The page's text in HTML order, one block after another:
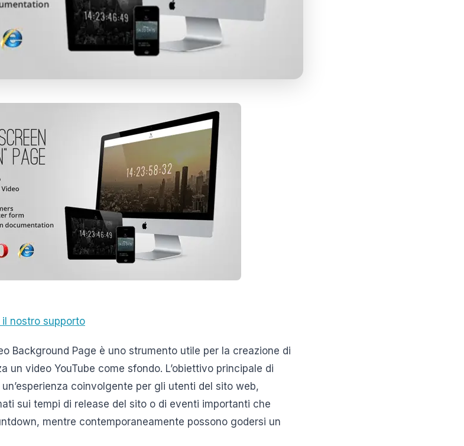
il nostro supporto
Background Page è uno strumento utile per la creazione di
un video YouTube come sfondo. L’obiettivo principale di
coinvolgente per gli utenti del sito web,
sui tempi di release del sito o di eventi importanti che
mentre contemporaneamente possono godersi un